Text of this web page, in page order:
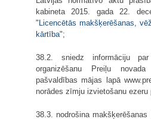
kabineta 2015. gada 22.
" Licencētās makšķerēšanas,
kārtība";
38.2. sniedz informāciju par
organizēšanu Preiļu
pašvaldības mājas lapā
norādes zīmju izvietošanu ezeru
38.3. nodrošina